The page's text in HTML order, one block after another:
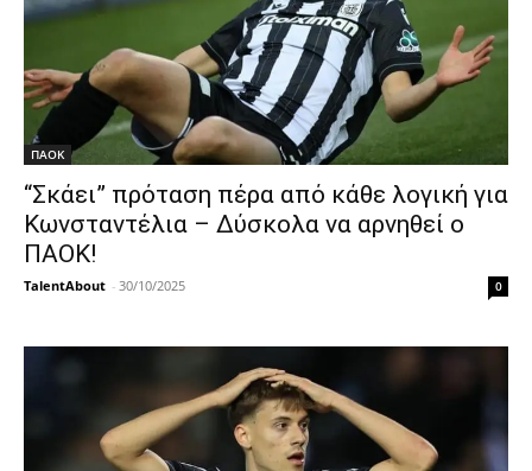
ΠΑΟΚ
“Σκάει” πρόταση πέρα από κάθε λογική για
Κωνσταντέλια – Δύσκολα να αρνηθεί ο
ΠΑΟΚ!
TalentAbout - 30/10/2025 0